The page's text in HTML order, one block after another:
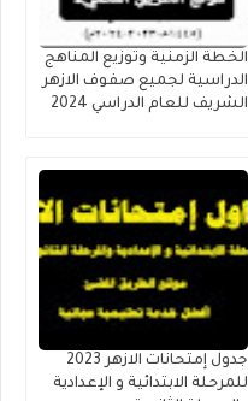
الخطة الزمنية وتوزيع المناهج
الدراسية لجميع صفوف الازهر
الشريف للعام الدراسي 2024
جدول إمتحانات الازهر 2023
للمرحلة الابتدائية و الإعدادية